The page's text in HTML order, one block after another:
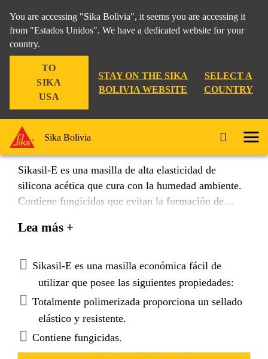
You are accessing "Sika Bolivia", it seems you are accessing it
from "Estados Unidos". We have a dedicated website for your
country.
TO
SIKA
USA
STAY ON THE SIKA
BOLIVIA WEBSITE
SELECT A
COUNTRY
Sika Bolivia
Sikasil® E
Sikasil-E es una masilla de alta elasticidad de
silicona acética que cura con la humedad ambiente.
Contiene fungicidas que evitan la formación de
Lea más +
Sikasil-E es una masilla económica fácil de
utilizar que posee las siguientes propiedades:
Totalmente polimerizada proporciona un sellado
elástico y resistente.
Contiene fungicidas.